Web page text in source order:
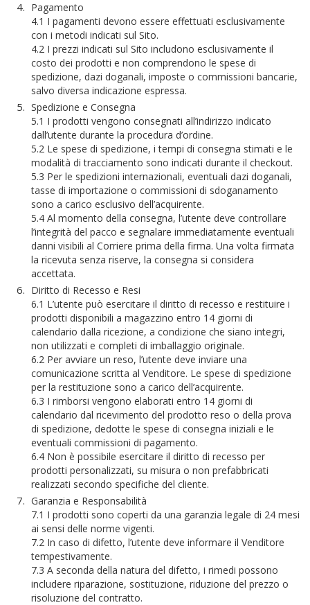
Pagamento
4.1 I pagamenti devono essere effettuati esclusivamente
con i metodi indicati sul Sito.
4.2 I prezzi indicati sul Sito includono esclusivamente il
costo dei prodotti e non comprendono le spese di
spedizione, dazi doganali, imposte o commissioni bancarie,
salvo diversa indicazione espressa.
Spedizione e Consegna
5.1 I prodotti vengono consegnati all’indirizzo indicato
dall’utente durante la procedura d’ordine.
5.2 Le spese di spedizione, i tempi di consegna stimati e le
modalità di tracciamento sono indicati durante il checkout.
5.3 Per le spedizioni internazionali, eventuali dazi doganali,
tasse di importazione o commissioni di sdoganamento
sono a carico esclusivo dell’acquirente.
5.4 Al momento della consegna, l’utente deve controllare
l’integrità del pacco e segnalare immediatamente eventuali
danni visibili al Corriere prima della firma. Una volta firmata
la ricevuta senza riserve, la consegna si considera
accettata.
Diritto di Recesso e Resi
6.1 L’utente può esercitare il diritto di recesso e restituire i
prodotti disponibili a magazzino entro 14 giorni di
calendario dalla ricezione, a condizione che siano integri,
non utilizzati e completi di imballaggio originale.
6.2 Per avviare un reso, l’utente deve inviare una
comunicazione scritta al Venditore. Le spese di spedizione
per la restituzione sono a carico dell’acquirente.
6.3 I rimborsi vengono elaborati entro 14 giorni di
calendario dal ricevimento del prodotto reso o della prova
di spedizione, dedotte le spese di consegna iniziali e le
eventuali commissioni di pagamento.
6.4 Non è possibile esercitare il diritto di recesso per
prodotti personalizzati, su misura o non prefabbricati
realizzati secondo specifiche del cliente.
Garanzia e Responsabilità
7.1 I prodotti sono coperti da una garanzia legale di 24 mesi
ai sensi delle norme vigenti.
7.2 In caso di difetto, l’utente deve informare il Venditore
tempestivamente.
7.3 A seconda della natura del difetto, i rimedi possono
includere riparazione, sostituzione, riduzione del prezzo o
risoluzione del contratto.